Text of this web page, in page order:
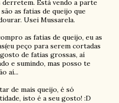
derretem. Está vendo a parte
as fatias de queijo que
Usei Mussarela.
as fatias de queijo, eu as
peço para serem cortadas
de fatias grossas, aí
e sumindo, mas posso te
aí...
de mais queijo, é só
isto é a seu gosto! :D